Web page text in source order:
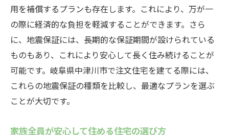
地震保証付き住宅の選び方と購入の流れ
注文住宅を建てるなら地震保証が必須中津川市
のおすすめポイント
地震保証付き注文住宅の費用対効果
中津川市での地震保証の加入方法
地震保証付き注文住宅の具体例
注文住宅における地震対策技術の紹介
地震保証のある住宅で得られる安心感
用を補償するプランも存在します。これにより、万が一
の際に経済的な負担を軽減することができます。さら
に、地震保証には、長期的な保証期間が設けられている
ものもあり、これにより安心して長く住み続けることが
可能です。岐阜県中津川市で注文住宅を建てる際には、
これらの地震保証の種類を比較し、最適なプランを選ぶ
ことが大切です。
家族全員が安心して住める住宅の選び方